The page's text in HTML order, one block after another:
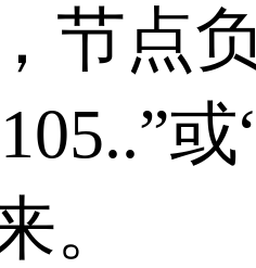
节点
。